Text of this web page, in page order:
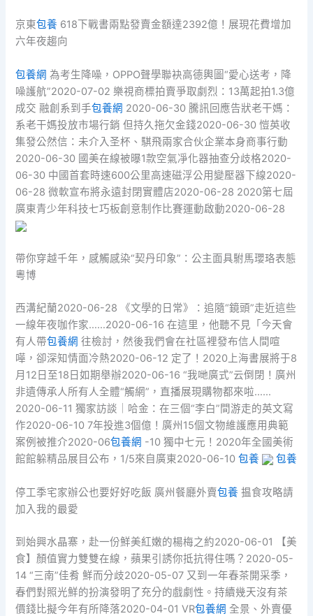
京東包養 618下戰書兩點發賣金額達2392億！展現花費增加
六年夜趨向
包養網 為考生降噪，OPPO聲學聯袂高德輿圖“愛心送考，降
噪護航”2020-07-02 樂視商標拍賣爭取劇烈：13萬起拍1.3億
成交 融創系到手包養網 2020-06-30 騰訊回應告狀老干媽：
系老干媽投放市場行銷 但持久拖欠金錢2020-06-30 愷英收
集發公然信：未介入圣杯、騏飛兩家合伙企業本身商事行動
2020-06-30 國美在線被曝1款空氣凈化器抽查分歧格2020-
06-30 中國首套時速600公里高速磁浮公用變壓器下線2020-
06-28 微軟宣布將永遠封閉實體店2020-06-28 2020第七屆
廣東青少年科技七巧板創意制作比賽運動啟動2020-06-28
帶你穿越千年，感觸感染“契丹印象”：公主面具駙馬瓔珞表態
粵博
西溝紀蘭2020-06-28 《文學的日常》：追隨“鏡頭”走近這些
一線年夜咖作家……2020-06-16 在這里，他聽不見「今天會
有人帶包養網 往檢討，然後我們會在社區裡發布信人間喧
嘩，卻深知情面冷熱2020-06-12 定了！2020上海書展將于8
月12日至18日如期舉辦2020-06-16 “我哋廣式”云倒閉！廣州
非遺傳承人所有人全體“觸網”，直播展現購物都來啦……
2020-06-11 獨家訪談｜哈金：在三個“李白”間游走的英文寫
作2020-06-10 7年投進3個億！廣州15個文物維護應用典範
案例被推介2020-06包養網 -10 獨中七元！2020年全國美術
館館躲精品展目公布，1/5來自廣東2020-06-10包養 包養
停工季宅家辦公也要好好吃飯 廣州餐廳外賣包養 揾食攻略請
加入我的最愛
到始興水晶寨，赴一份鮮美紅嫩的楊梅之約2020-06-01 【美
食】顏值實力雙雙在線，蘋果引誘你抵抗得住嗎？2020-05-
14 “三南”佳肴 鮮而分歧2020-05-07 又到一年春茶開采季，
春們對照光鮮的扮演發明了充分的戲劇性。持續幾天沒有茶
價錢比擬今年有所降落2020-04-01 VR包養網 全景、外賣優